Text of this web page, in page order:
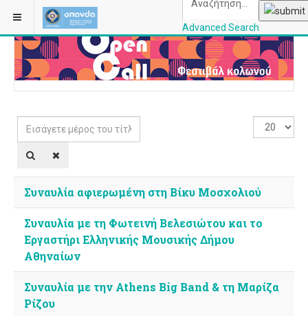
Advanced Search
ΒΡΊΣΚΕΣΤΕ ΕΔΏ: ΑΡΧΙΚΉ
Εισάγετε
μέρος
του
Εμφάνιση
#
Συναυλία αφιερωμένη στη Βίκυ Μοσχολιού
Συναυλία με τη Φωτεινή Βελεσιώτου και το
Εργαστήρι Ελληνικής Μουσικής Δήμου
Αθηναίων
Συναυλία με την Athens Big Band & τη Μαρίζα
Ρίζου